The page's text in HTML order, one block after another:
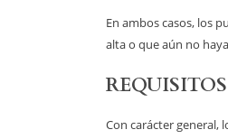
En ambos casos, los
alta o que aún no
Con carácter general,